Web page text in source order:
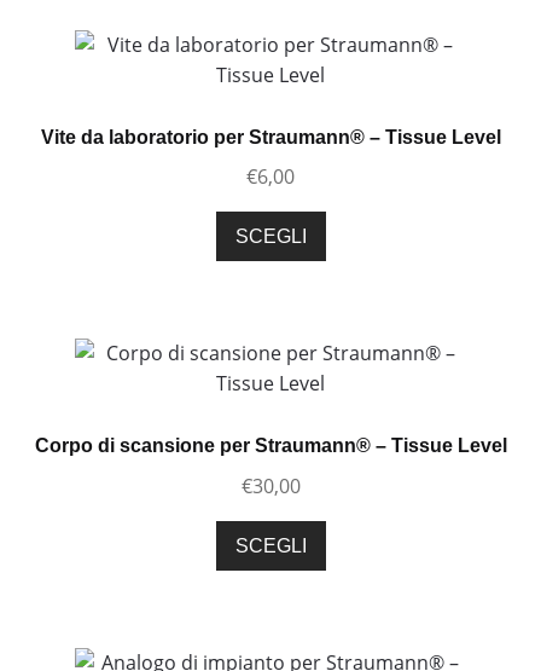
€30,00
varianti.
possono
nella
Vite da laboratorio per Straumann® – Tissue Level
€6,00
SCEGLI
prodotto
varianti.
possono
nella
Corpo di scansione per Straumann® – Tissue Level
€30,00
SCEGLI
prodotto
varianti.